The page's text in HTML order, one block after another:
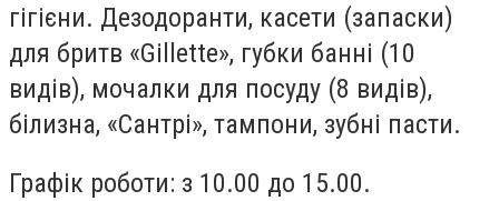
гігієни. Дезодоранти, касети (запаски)
для бритв «Gillette», губки банні (10
видів), мочалки для посуду (8 видів),
білизна, «Сантрі», тампони, зубні пасти.
Графік роботи: з 10.00 до 15.00.